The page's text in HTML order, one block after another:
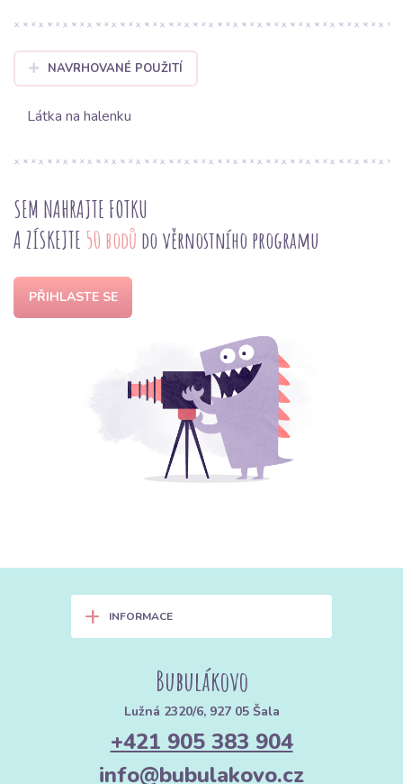
NAVRHOVANÉ POUŽITÍ
Látka na halenku
SEM NAHRAJTE FOTKU
A ZÍSKEJTE 50 bodů do věrnostního programu
PŘIHLASTE SE
+ INFORMACE
Bubulákovo
Lužná 2320/6, 927 05 Šala
+421 905 383 904
info@bubulakovo.cz